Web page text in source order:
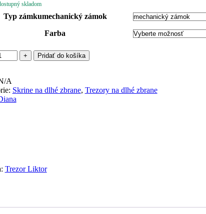
728,78 €
through
skladom
Typ zámkumechanický zámok
Farba
Pridať do košíka
A
Skrine na dlhé zbrane, Trezory na dlhé zbrane
Trezor Liktor